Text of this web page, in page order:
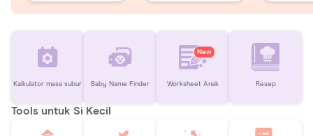
Kalkulator masa subur Baby Name Finder
New
Worksheet Anak Resep
Tools untuk Si Kecil